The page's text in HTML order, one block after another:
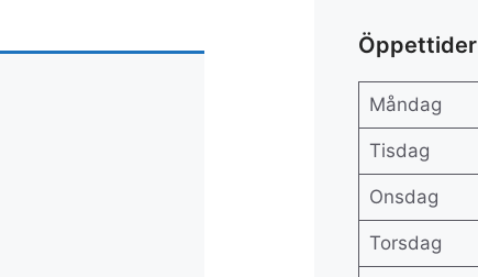
Öppettider
Måndag
Tisdag
Onsdag
Torsdag